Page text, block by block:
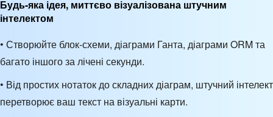
Будь-яка ідея, миттєво візуалізована штучним
інтелектом
• Створюйте блок-схеми, діаграми Ганта, діаграми ORM та
багато іншого за лічені секунди.
• Від простих нотаток до складних діаграм, штучний інтелект
перетворює ваш текст на візуальні карти.